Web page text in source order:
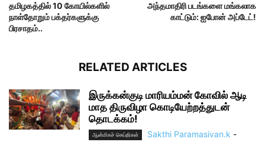
தமிழகத்தில் 10 கோயில்களில்
நாள்தோறும் பக்தர்களுக்கு
பிரசாதம்..
அந்தமாதிரி படங்களை மங்கலாக
காட்டும்: ஐபோன் அப்டேட்!
RELATED ARTICLES
இருக்கன்குடி மாரியம்மன் கோவில் ஆடி
மாத திருவிழா கொடியேற்றத்துடன்
தொடக்கம்!
ஆன்மிகச் செய்திகள் Sakthi Paramasivan.k -